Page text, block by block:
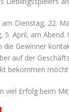
Dienstag, 22.
5. April, am Abend.
die Gewinner
auf der
bekommen
viel Erfolg beim